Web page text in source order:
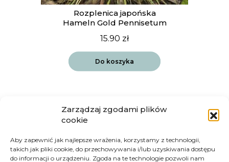
Zarządzaj zgodami plików
cookie
Aby zapewnić jak najlepsze wrażenia, korzystamy z technologii,
takich jak pliki cookie, do przechowywania i/lub uzyskiwania dostępu
do informacji o urządzeniu. Zgoda na te technologie pozwoli nam
Rozplenica japońska
Hameln Gold Pennisetum
15.90 zł
Do koszyka